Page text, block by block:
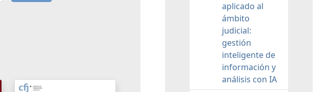
aplicado al
ámbito
judicial:
gestión
inteligente de
información y
análisis con IA